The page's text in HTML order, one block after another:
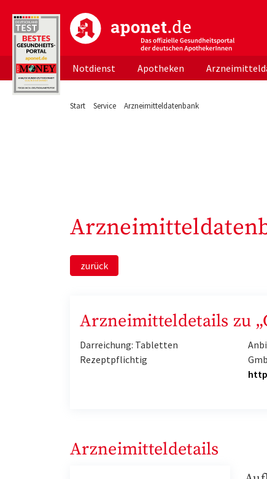
aponet.de - Das offizielle Gesundheitsportal
Notdienst Apotheken
Start Service Arzneimitteldatenbank
zurück
Arzneimitteldetails zu
Darreichung: Tabletten
Rezeptpflichtig
Arzneimitteldetails